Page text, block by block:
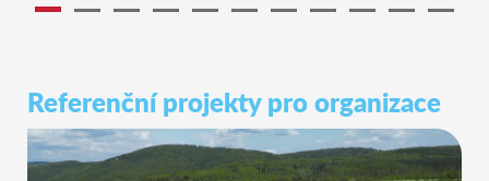
Referenční projekty pro organizace